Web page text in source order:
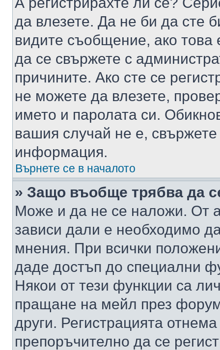
да влезете. Да не би да сте
видите съобщение, ако това
да се свържете с
причините. Ако сте се
не можете да влезете,
името и паролата си.
вашия случай не е,
информация.
Върнете се в началото
» Защо въобще трябва да
Може и да не се наложи. От
зависи дали е необходимо
мнения. При всички
даде достъп до специални
Някои от тези функции са
пращане на мейл през
други. Регистрацията
препоръчително да се